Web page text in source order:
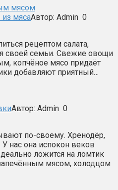
мясом
мясаАвтор: Admin 0
рецептом салата,
своей семьи. Свежие овощи
копчёное мясо придаёт
добавляют приятный…
Автор: Admin 0
по-своему. Хренодёр,
нас она испокон веков
ложится на ломтик
мясом, холодцом